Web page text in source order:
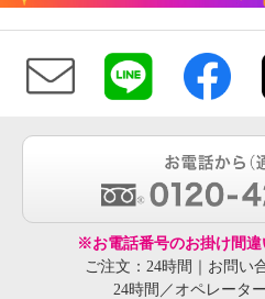
※お電話番号のお掛け間違
ご注文：24時間｜お問い
24時間／オペレータ